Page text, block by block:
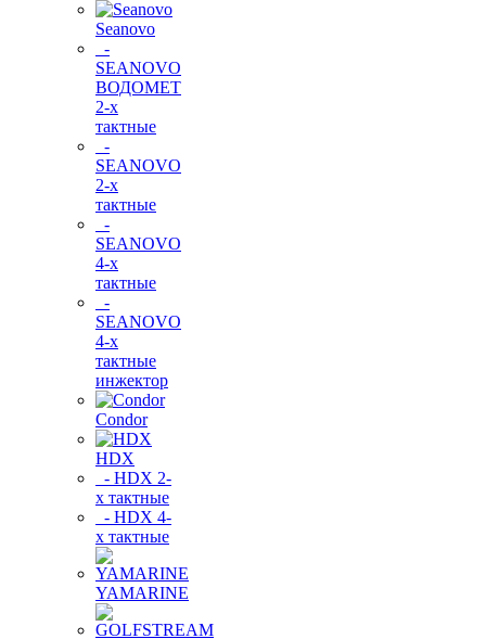
Seanovo
-
SEANOVO
ВОДОМЕТ
2-х
тактные
-
SEANOVO
2-х
тактные
-
SEANOVO
4-х
тактные
-
SEANOVO
4-х
тактные
инжектор
Condor
HDX
- HDX 2-
х тактные
- HDX 4-
х тактные
YAMARINE